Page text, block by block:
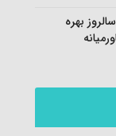
بهره